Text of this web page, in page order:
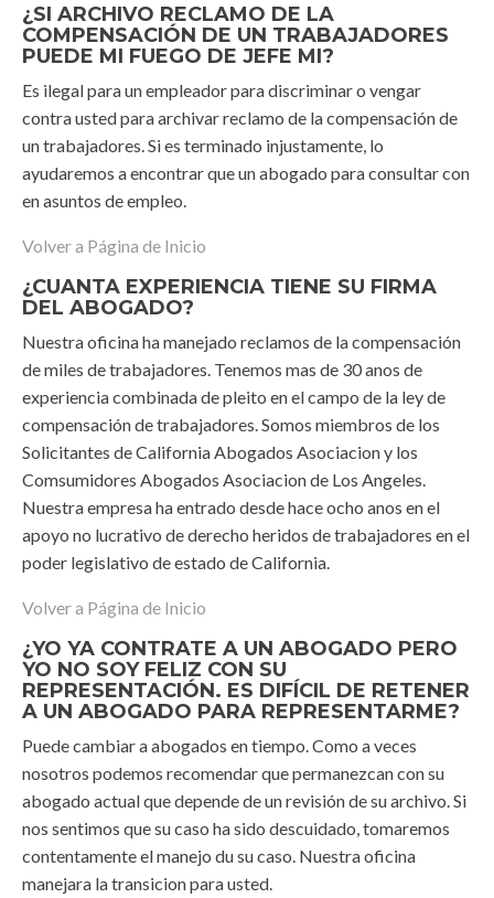
¿SI ARCHIVO RECLAMO DE LA
COMPENSACIÓN DE UN TRABAJADORES
PUEDE MI FUEGO DE JEFE MI?
Es ilegal para un empleador para discriminar o vengar
contra usted para archivar reclamo de la compensación de
un trabajadores. Si es terminado injustamente, lo
ayudaremos a encontrar que un abogado para consultar con
en asuntos de empleo.
Volver a Página de Inicio
¿CUANTA EXPERIENCIA TIENE SU FIRMA
DEL ABOGADO?
Nuestra oficina ha manejado reclamos de la compensación
de miles de trabajadores. Tenemos mas de 30 anos de
experiencia combinada de pleito en el campo de la ley de
compensación de trabajadores. Somos miembros de los
Solicitantes de California Abogados Asociacion y los
Comsumidores Abogados Asociacion de Los Angeles.
Nuestra empresa ha entrado desde hace ocho anos en el
apoyo no lucrativo de derecho heridos de trabajadores en el
poder legislativo de estado de California.
Volver a Página de Inicio
¿YO YA CONTRATE A UN ABOGADO PERO
YO NO SOY FELIZ CON SU
REPRESENTACIÓN. ES DIFÍCIL DE RETENER
A UN ABOGADO PARA REPRESENTARME?
Puede cambiar a abogados en tiempo. Como a veces
nosotros podemos recomendar que permanezcan con su
abogado actual que depende de un revisión de su archivo. Si
nos sentimos que su caso ha sido descuidado, tomaremos
contentamente el manejo du su caso. Nuestra oficina
manejara la transicion para usted.